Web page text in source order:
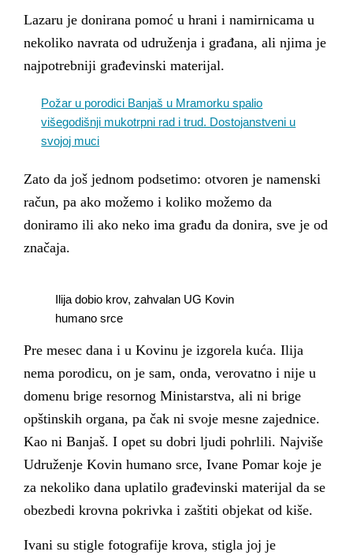
Lazaru je donirana pomoć u hrani i namirnicama u
nekoliko navrata od udruženja i građana, ali njima je
najpotrebniji građevinski materijal.
Požar u porodici Banjaš u Mramorku spalio
višegodišnji mukotrpni rad i trud. Dostojanstveni u
svojoj muci
Zato da još jednom podsetimo: otvoren je namenski
račun, pa ako možemo i koliko možemo da
doniramo ili ako neko ima građu da donira, sve je od
značaja.
Ilija dobio krov, zahvalan UG Kovin
humano srce
Pre mesec dana i u Kovinu je izgorela kuća. Ilija
nema porodicu, on je sam, onda, verovatno i nije u
domenu brige resornog Ministarstva, ali ni brige
opštinskih organa, pa čak ni svoje mesne zajednice.
Kao ni Banjaš. I opet su dobri ljudi pohrlili. Najviše
Udruženje Kovin humano srce, Ivane Pomar koje je
za nekoliko dana uplatilo građevinski materijal da se
obezbedi krovna pokrivka i zaštiti objekat od kiše.
Ivani su stigle fotografije krova, stigla joj je